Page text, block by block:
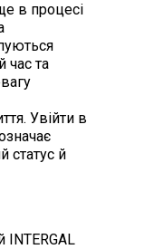
в процесі
час та
Увійти в
статус й